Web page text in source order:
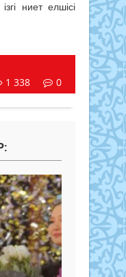
ниет елшісі
1 338 0